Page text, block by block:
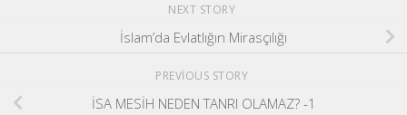
NEXT STORY
İslam’da Evlatlığın Mirasçılığı
PREVIOUS STORY
İSA MESİH NEDEN TANRI OLAMAZ? -1